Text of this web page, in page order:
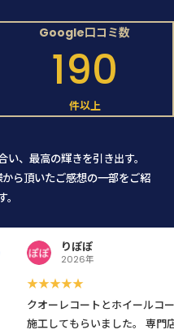
Google口コミ数
190
件以上
、最高の輝きを引き出す。
ら頂いたご感想の一部をご紹
りぽぽ
2026年
★★★★★
クオーレコートとホイールコ
施工してもらいました。 専門店に依